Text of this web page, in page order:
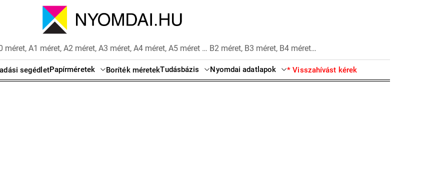
A1 méret, A2 méret, A3 méret, A4 méret, A5 méret … B2 méret, B3 méret, B4 méret…
segédletPapírméretek Boríték méretekTudásbázis Nyomdai adatlapok * Visszahívást kérek